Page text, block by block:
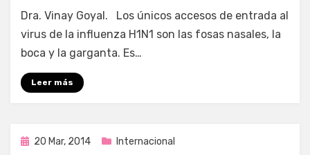
porEnrique
Dra. Vinay Goyal. Los únicos accesos de entrada al
virus de la influenza H1N1 son las fosas nasales, la
boca y la garganta. Es…
Leer más
Publicada
20 Mar, 2014 Internacional